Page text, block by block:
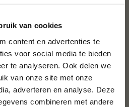
van cookies
content en advertenties te
voor social media te bieden
te analyseren. Ook delen we
van onze site met onze
adverteren en analyse. Deze
combineren met andere
€ 9,95
en ontvang direct
bestelling.